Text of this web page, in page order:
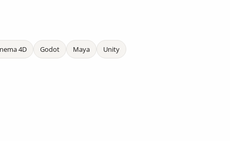
4D Godot Maya
Unity